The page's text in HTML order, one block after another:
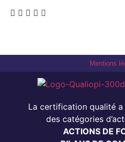
Mentions
La certification qualité
des catégories
ACTIONS DE